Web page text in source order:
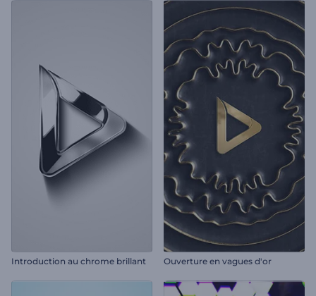
Introduction au chrome brillant Ouverture en vagues d'or